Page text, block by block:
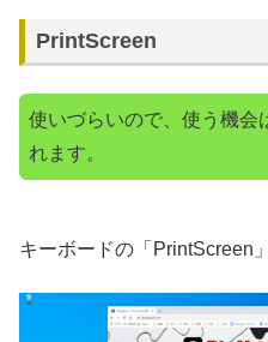
PrintScreen
使いづらいので、使う機会
れます。
キーボードの「PrintScreen